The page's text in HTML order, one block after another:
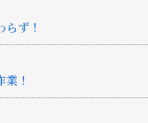
らず！
業！